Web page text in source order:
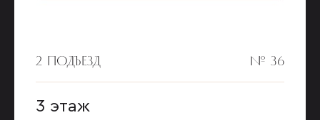
2 ПОДЪЕЗД № 36
3 этаж